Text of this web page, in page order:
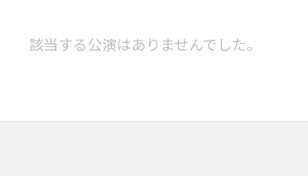
該当する公演はありませんでした。